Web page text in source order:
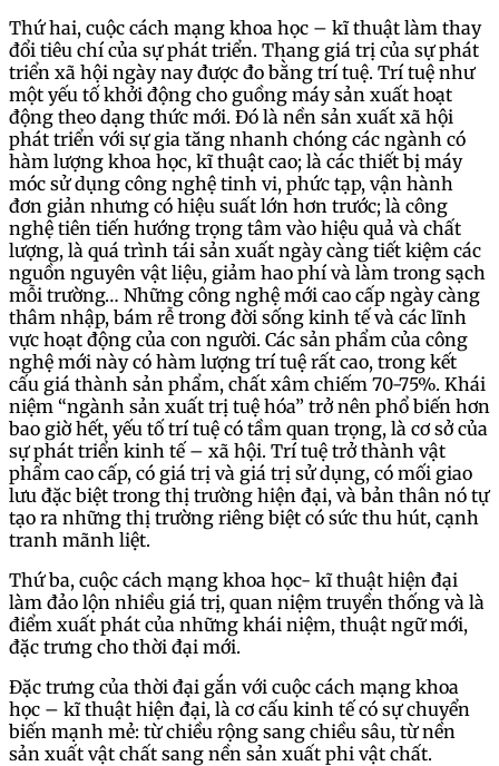
Thứ hai, cuộc cách mạng khoa học – kĩ thuật làm thay
đổi tiêu chí của sự phát triển. Thang giá trị của sự phát
triển xã hội ngày nay được đo bằng trí tuệ. Trí tuệ như
một yếu tố khởi động cho guồng máy sản xuất hoạt
động theo dạng thức mới. Đó là nền sản xuất xã hội
phát triển với sự gia tăng nhanh chóng các ngành có
hàm lượng khoa học, kĩ thuật cao; là các thiết bị máy
móc sử dụng công nghệ tinh vi, phức tạp, vận hành
đơn giản nhưng có hiệu suất lớn hơn trước; là công
nghệ tiên tiến hướng trọng tâm vào hiệu quả và chất
lượng, là quá trình tái sản xuất ngày càng tiết kiệm các
nguồn nguyên vật liệu, giảm hao phí và làm trong sạch
mỗi trường… Những công nghệ mới cao cấp ngày càng
thâm nhập, bám rễ trong đời sống kinh tế và các lĩnh
vực hoạt động của con người. Các sản phẩm của công
nghệ mới này có hàm lượng trí tuệ rất cao, trong kết
cấu giá thành sản phẩm, chất xâm chiếm 70-75%. Khái
niệm “ngành sản xuất trị tuệ hóa” trở nên phổ biến hơn
bao giờ hết, yếu tố trí tuệ có tầm quan trọng, là cơ sở của
sự phát triển kinh tế – xã hội. Trí tuệ trở thành vật
phẩm cao cấp, có giá trị và giá trị sử dụng, có mối giao
lưu đặc biệt trong thị trường hiện đại, và bản thân nó tự
tạo ra những thị trường riêng biệt có sức thu hút, cạnh
tranh mãnh liệt.
Thứ ba, cuộc cách mạng khoa học- kĩ thuật hiện đại
làm đảo lộn nhiều giá trị, quan niệm truyền thống và là
điểm xuất phát của những khái niệm, thuật ngữ mới,
đặc trưng cho thời đại mới.
Đặc trưng của thời đại gắn với cuộc cách mạng khoa
học – kĩ thuật hiện đại, là cơ cấu kinh tế có sự chuyển
biến mạnh mẻ: từ chiều rộng sang chiều sâu, từ nền
sản xuất vật chất sang nền sản xuất phi vật chất.